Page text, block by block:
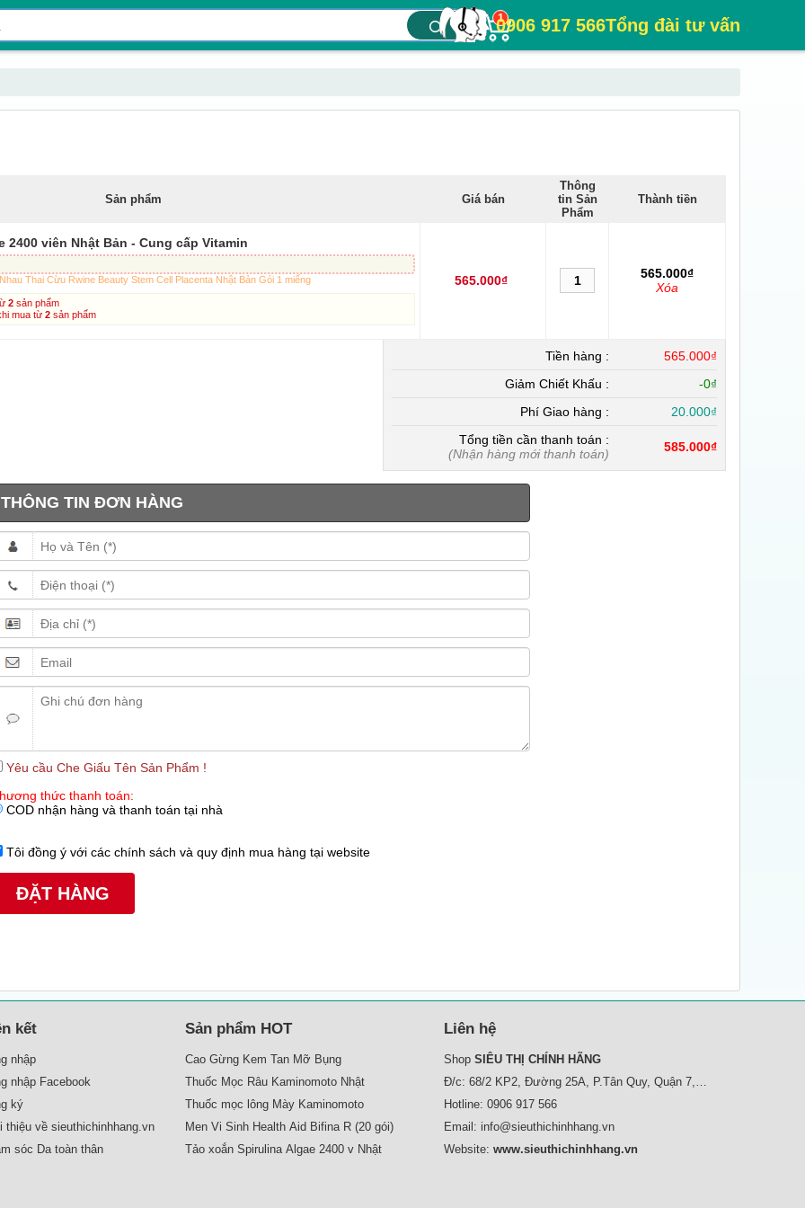
1
0906 917 566Tổng đài tư vấn
Sản phẩm Giá bán
Thông
tin Sản
Phẩm
Thành tiền
2400 viên Nhật Bản - Cung cấp Vitamin
Thai Cừu Rwine Beauty Stem Cell Placenta Nhật Bản Gói 1 miếng
2 sản phẩm
mua từ2 sản phẩm
565.000₫
565.000₫
Xóa
Tiền hàng :
565.000₫
Giảm Chiết Khấu :
-0₫
Phí Giao hàng :
20.000₫
Tổng tiền cần thanh toán :
(Nhận hàng mới thanh toán)
585.000₫
THÔNG TIN ĐƠN HÀNG
Yêu cầu Che Giấu Tên Sản Phẩm !
thức thanh toán:
COD nhận hàng và thanh toán tại nhà
Tôi đồng ý với các chính sách và quy định mua hàng tại website
kết
nhập
nhập Facebook
ký
Giới thiệu về sieuthichinhhang.vn
sóc Da toàn thân
Sản phẩm HOT
Cao Gừng Kem Tan Mỡ Bụng
Thuốc Mọc Râu Kaminomoto Nhật
Thuốc mọc lông Mày Kaminomoto
Men Vi Sinh Health Aid Bifina R (20 gói)
Tảo xoắn Spirulina Algae 2400 v Nhật
Liên hệ
Shop SIÊU THỊ CHÍNH HÃNG
Đ/c: 68/2 KP2, Đường 25A, P.Tân Quy, Quận 7,
Tp.HCM
Hotline: 0906 917 566
Email: info@sieuthichinhhang.vn
Website: www.sieuthichinhhang.vn